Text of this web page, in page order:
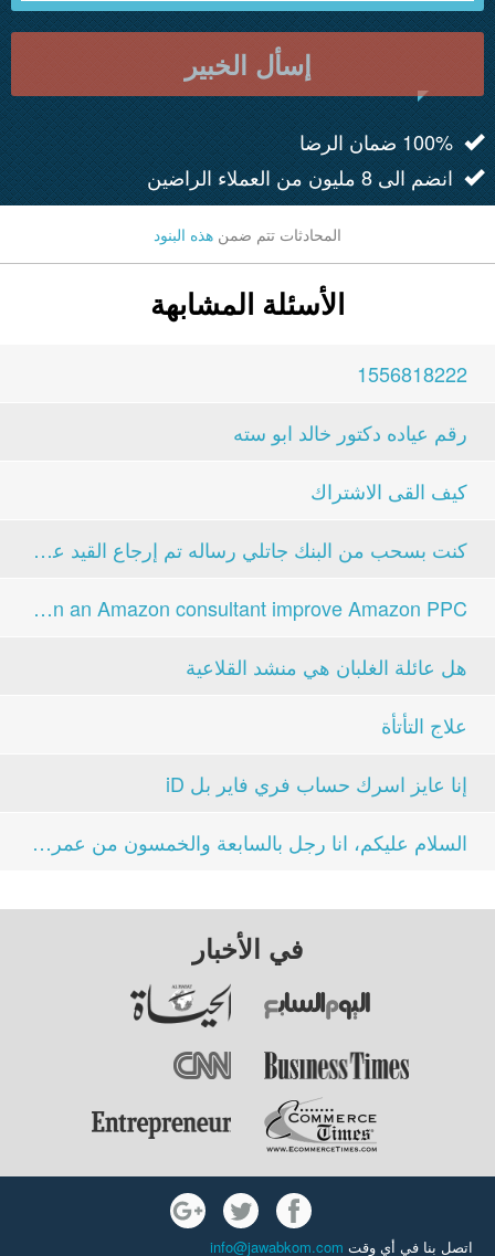
إسأل الخبير
100% ضمان الرضا
انضم الى 8 مليون من العملاء الراضين
المحادثات تتم ضمن هذه البنود
الأسئلة المشابهة
1556818222
رقم عياده دكتور خالد ابو سته
كيف القى الاشتراك
كنت بسحب من البنك جاتلي رساله تم إرجاع القيد على...
Can an Amazon consultant improve Amazon PPC...
هل عائلة الغلبان هي منشد القلاعية
علاج التأتأة
إنا عايز اسرك حساب فري فاير بل iD
السلام عليكم، انا رجل بالسابعة والخمسون من عمري،...
في الأخبار
اتصل بنا في أي وقت info@jawabkom.com